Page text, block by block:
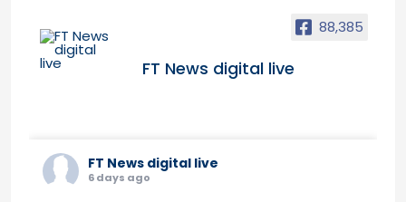
88,385
FT News digital live
FT News digital live
6 days ago